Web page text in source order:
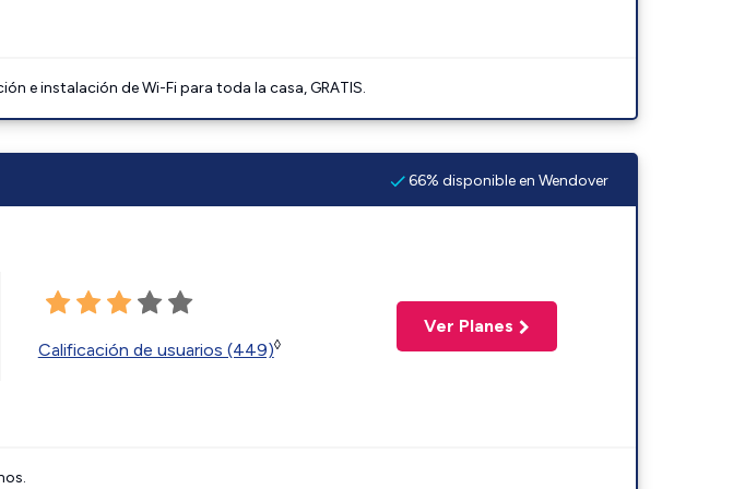
e instalación de Wi-Fi para toda la casa, GRATIS.
66% disponible en Wendover
Calificación de usuarios (449)◊
Ver Planes